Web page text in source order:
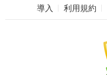
導入 利用規約